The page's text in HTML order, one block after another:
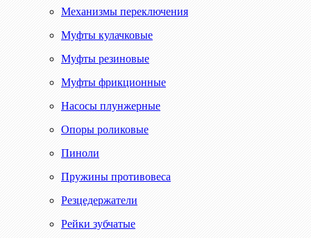
Механизмы переключения
Муфты кулачковые
Муфты резиновые
Муфты фрикционные
Насосы плунжерные
Опоры роликовые
Пиноли
Пружины противовеса
Резцедержатели
Рейки зубчатые